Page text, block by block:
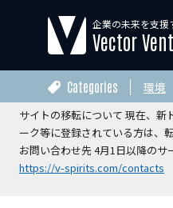
【運営会社変更
2026年4月1日をもちまして、
V-Spirits総合研究所株式会社
サイトの移転について 現在、
ーク等に登録されている方は、
お問い合わせ先 4月1日以降の
https://v-spirits.com/contacts
企業の未来を支援
Vector
Categories 環境